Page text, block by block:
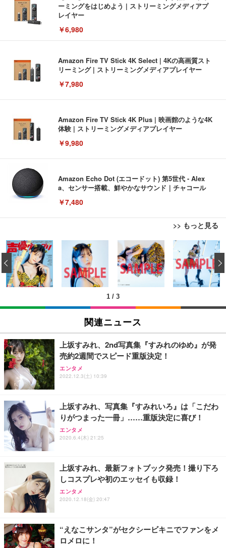
ーミングをはじめよう | ストリーミングメディアプ
レイヤー
￥6,980
Amazon Fire TV Stick 4K Select | 4Kの高画質スト
リーミング | ストリーミングメディアプレイヤー
￥7,980
Amazon Fire TV Stick 4K Plus | 映画館のような4K
体験 | ストリーミングメディアプレイヤー
￥9,980
Amazon Echo Dot (エコードット) 第5世代 - Alex
a、センサー搭載、鮮やかなサウンド｜チャコール
￥7,480
>> もっと見る
[EdoErgo] オフィスチェア 椅子 テレワーク 疲れな
い 跳ね上げ式アームレスト コンパクト 約105度ロッ
キング pc 事務椅子 360度回転 座面昇降 強化ナイロ
ン樹脂ベース 通気性メッシュ 在宅ワーク H-WY01
(黒網+黒枠+黒足)
￥5,699
SIHOO B100 オフィスチェア／デスクチェア メッシ
ュチェア 人間工学 疲れない ブラック
￥27,999
ワーク チェア 強化バックレスト 30度ロッキング機
能 人間工学 椅子 腰サポート 90度跳ね上げ式アーム
務用 おしゃれ パソコンチェア (ブラック)
Sezlife オフィスチェア デスクチェア 疲れない テレ
ワーク チェア 強化バックレスト 30度ロッキング機
能 人間工学 椅子 腰サポート 90度跳ね上げ式アーム
務用 おしゃれ パソコンチェア (ホワイト)
ANDWINT オフィスチェア デスクチェア 肘なし メ
ッシュ 通気性 ランバーサポート付き 腰サポート ガ
ス圧無段階昇降 360度回転 キャスター付き コンパク
EIZO ビジネス向けプレミアムモニター | FlexScan
EV3240X-WT | 31.5型4K UHD・USB Type-C・ホワ
￥105,595
EIZO ビジネス向けプレミアムモニター | FlexScan
￥109,572
【純正品】27"ゲーミングモニター DualSense 充電
フック付き（CFI-ZDM1J）
【整備済み品】Dell E2724HS 27インチ 液晶モニタ
ー フルHD（1920×1080）VA 非光沢 HDMI/DisplayP
ort/VGA スピーカー内蔵 高さ調整 スイベル VESA対
【MiniLED/24.5inch/280Hz/FHD】GRAPHT THE S
HOOTER Gaming Monitor 24” Essential ゲーミン
グモニター QD 24.5インチ 1ms FHD 量子ドット 残
Amazonベーシック ペットシーツ 薄型 レギュラー 1
回使い捨て 無香料 ホワイト 300枚
￥3,373
Amazonベーシック ペットシーツ 厚型 ワイド 42枚
x2袋(84枚) ホワイト(吸収面:ライトブルー)
￥3,234
ネオ・ルーライフ ネオ・オムツ L 中型犬用 26枚入
り 単品
Smart Basic(スマートベーシック) 【Amazon.co.jp
限定】 Smart Basic アイリスオーヤマ ペットシーツ
超厚型 お徳用 ワイド 100枚入 (x 1) (ケース販売)
アイリスオーヤマ ペットシーツ 超厚型 お徳用 レギ
ュラー 200枚入【Amazon.co.jp限定】
1 / 3
‹
関連ニュース
上坂すみれ、2nd写真集『すみれのゆめ』が発
売約2週間でスピード重版決定！
エンタメ
2022.12.3(土) 10:39
上坂すみれ、写真集『すみれいろ』は「こだわ
りがつまった一冊」……重版決定に喜び！
エンタメ
2020.6.4(木) 21:25
上坂すみれ、最新フォトブック発売！撮り下ろ
しコスプレや初のエッセイも収録！
エンタメ
2020.12.18(金) 20:47
“えなこサンタ”がセクシービキニでファンをメ
ロメロに！